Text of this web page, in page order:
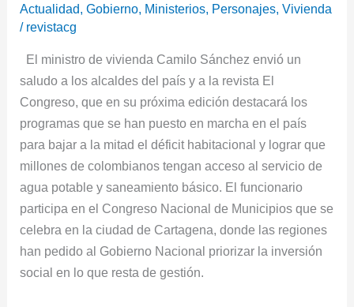
Actualidad,Gobierno, Ministerios, Personajes,Vivienda
/ revistacg
El ministro de vivienda Camilo Sánchez envió un
saludo a los alcaldes del país y a la revista El
Congreso, que en su próxima edición destacará los
programas que se han puesto en marcha en el país
para bajar a la mitad el déficit habitacional y lograr que
millones de colombianos tengan acceso al servicio de
agua potable y saneamiento básico. El funcionario
participa en el Congreso Nacional de Municipios que se
celebra en la ciudad de Cartagena, donde las regiones
han pedido al Gobierno Nacional priorizar la inversión
social en lo que resta de gestión.
participa
cumbre
de
alcaldes
en
Cartagena